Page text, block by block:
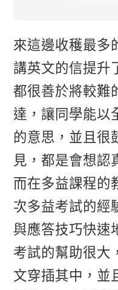
來這邊收穫最多
講英文的信提升
都很善於將較難
達，讓同學能以
的意思，並且很
見，都是會想認
而在多益課程的
次多益考試的經
與應答技巧快速
考試的幫助很大
文穿插其中，並